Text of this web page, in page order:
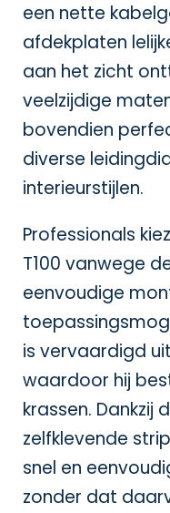
een nette
afdekplaten
aan het zicht
veelzijdige
bovendien
diverse
interieurstijlen.
Professionals
T100 vanwege
eenvoudige
is vervaardigd
waardoor hij
krassen. Dankzij
zelfklevende
snel en
zonder dat